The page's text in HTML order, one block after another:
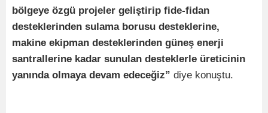
bölgeye özgü projeler geliştirip fide-fidan
desteklerinden sulama borusu desteklerine,
makine ekipman desteklerinden güneş enerji
santrallerine kadar sunulan desteklerle üreticinin
yanında olmaya devam edeceğiz” diye konuştu.